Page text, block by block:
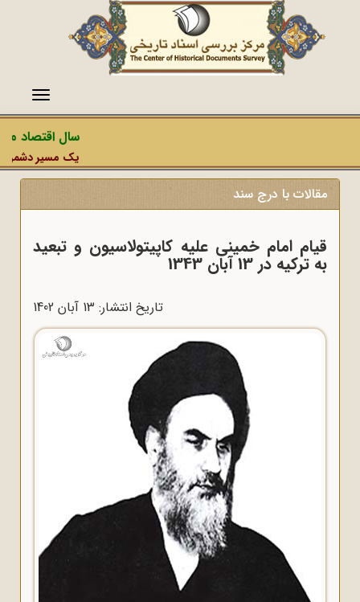
منو
سال اقتصاد
یک مسیر دشمن،
مقالات با درج سند
قیام امام خمینى علیه کاپیتولاسیون و تبعید
به ترکیه در 13 آبان 1343
تاریخ انتشار: 13 آبان 1402